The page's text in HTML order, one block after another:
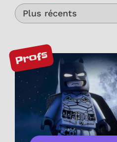
Plus récents
Profs